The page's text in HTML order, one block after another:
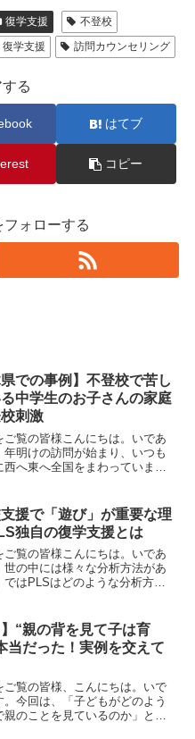
復学支援
不登校
復学支援 訪問カウンセリング
る
はてブ
コピー
ォローする
県での事例】不登校で苦し
中学生のお子さんの家庭
刺激
ご覧の皆様こんにちは。いであ
年明けの訪問が始まり、いつも
西へ東へ全国をまわっていま
援で「遊び」が重要な理
独自の復学支援とは
ご覧の皆様こんにちは。いであ
世の中には様々な分析方法があ
ではPLSはどのような分析方法
介します。
】“親の背を見て子は育
当だった！実例を交えて
ご覧の皆様、こんにちは。いで
。今回は、「子どもがどのよう
親のことを見ているのか」とい